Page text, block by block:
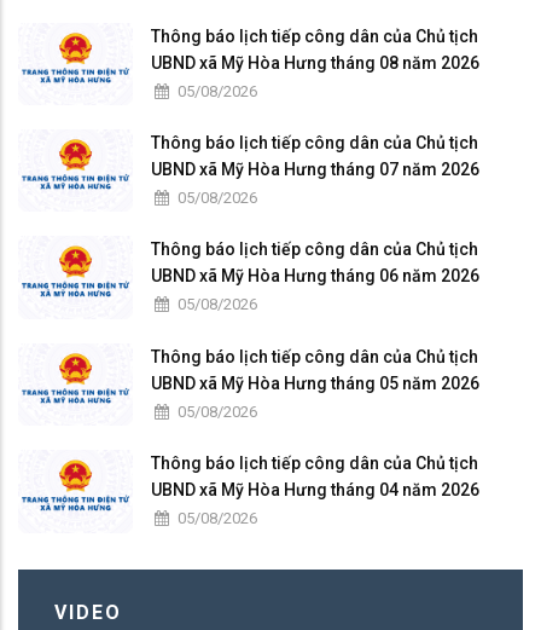
Thông báo lịch tiếp công dân của Chủ tịch
UBND xã Mỹ Hòa Hưng tháng 08 năm 2026
05/08/2026
Thông báo lịch tiếp công dân của Chủ tịch
UBND xã Mỹ Hòa Hưng tháng 07 năm 2026
05/08/2026
Thông báo lịch tiếp công dân của Chủ tịch
UBND xã Mỹ Hòa Hưng tháng 06 năm 2026
05/08/2026
Thông báo lịch tiếp công dân của Chủ tịch
UBND xã Mỹ Hòa Hưng tháng 05 năm 2026
05/08/2026
Thông báo lịch tiếp công dân của Chủ tịch
UBND xã Mỹ Hòa Hưng tháng 04 năm 2026
05/08/2026
VIDEO